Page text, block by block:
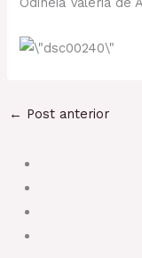
← Post anterior